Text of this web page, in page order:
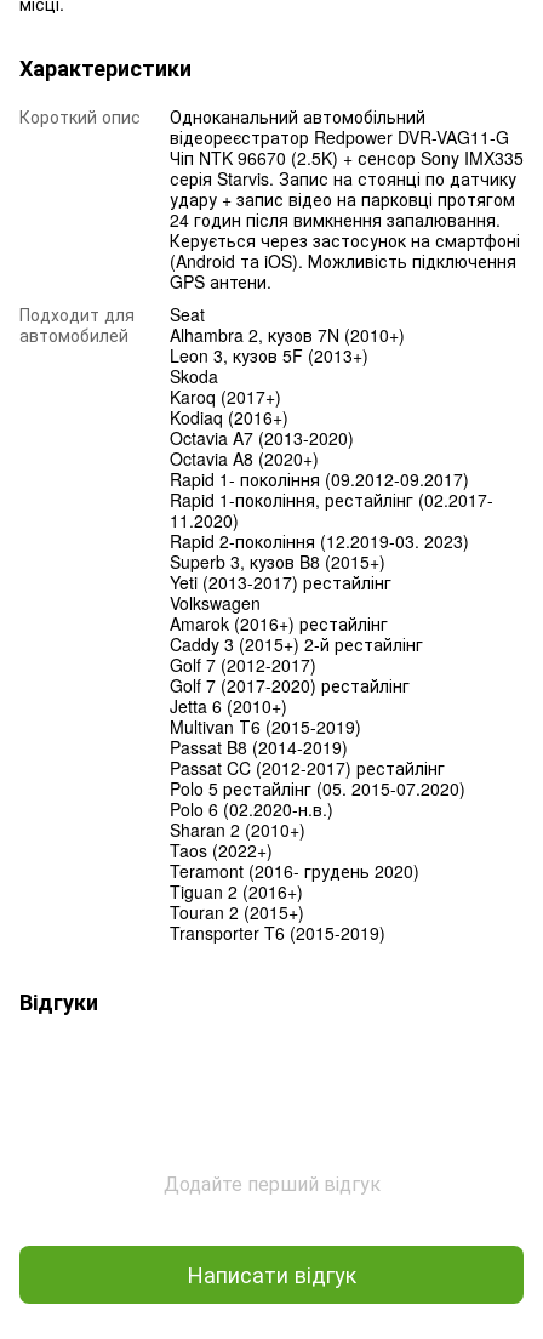
Характеристики
Короткий опис
Одноканальний автомобільний
відеореєстратор Redpower DVR-VAG11-G
Чіп NTK 96670 (2.5K) + сенсор Sony IMX335
серія Starvis. Запис на стоянці по датчику
удару + запис відео на парковці протягом
24 годин після вимкнення запалювання.
Керується через застосунок на смартфоні
(Android та iOS). Можливість підключення
GPS антени.
Подходит для
автомобилей
Seat
Alhambra 2, кузов 7N (2010+)
Leon 3, кузов 5F (2013+)
Skoda
Karoq (2017+)
Kodiaq (2016+)
Octavia A7 (2013-2020)
Octavia A8 (2020+)
Rapid 1- покоління (09.2012-09.2017)
Rapid 1-покоління, рестайлінг (02.2017-
11.2020)
Rapid 2-покоління (12.2019-03. 2023)
Superb 3, кузов B8 (2015+)
Yeti (2013-2017) рестайлінг
Volkswagen
Amarok (2016+) рестайлінг
Caddy 3 (2015+) 2-й рестайлінг
Golf 7 (2012-2017)
Golf 7 (2017-2020) рестайлінг
Jetta 6 (2010+)
Multivan Т6 (2015-2019)
Passat B8 (2014-2019)
Passat CC (2012-2017) рестайлінг
Polo 5 рестайлінг (05. 2015-07.2020)
Polo 6 (02.2020-н.в.)
Sharan 2 (2010+)
Taos (2022+)
Teramont (2016- грудень 2020)
Tiguan 2 (2016+)
Touran 2 (2015+)
Transporter T6 (2015-2019)
Відгуки
Додайте перший відгук
Написати відгук